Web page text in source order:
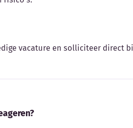
vacature en solliciteer direct